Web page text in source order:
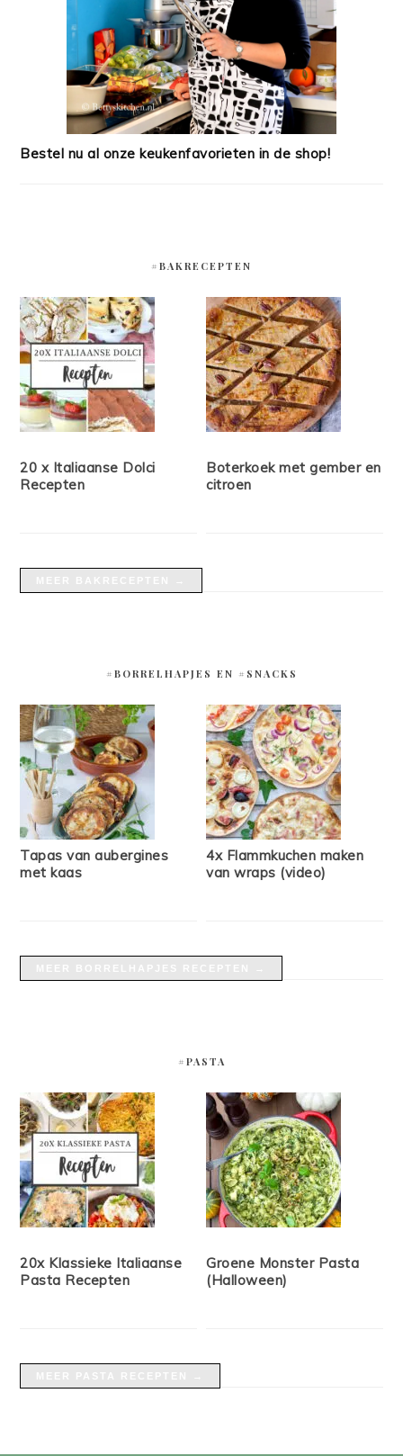
Bestel nu al onze keukenfavorieten in de shop!
#BAKRECEPTEN
20 x Italiaanse Dolci
Recepten
Boterkoek met gember en
citroen
#BORRELHAPJES EN #SNACKS
Tapas van aubergines
met kaas
4x Flammkuchen maken
van wraps (video)
#PASTA
20x Klassieke Italiaanse
Pasta Recepten
Groene Monster Pasta
(Halloween)